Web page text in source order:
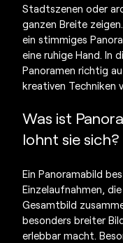
Stadtszenen oder
ganzen Breite
ein stimmiges
eine ruhige Hand. In
Panoramen richtig
kreativen Techniken
Was ist
lohnt sie sich?
Ein Panoramabild
Einzelaufnahmen,
Gesamtbild
besonders breiter
erlebbar macht.